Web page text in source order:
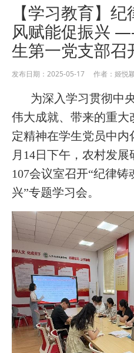
【学习教育】
风赋能促振兴
生第一党支部召
发布日期：2025-05-17 作者：姬悦
为深入学习贯彻中
伟大成就、带来的重
定精神在学生党员中
月14日下午，农村发
107会议室召开“纪律
兴”专题学习会。